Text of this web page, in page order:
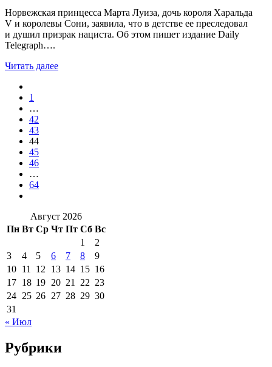
Норвежская принцесса Марта Луиза, дочь короля Харальда
V и королевы Сони, заявила, что в детстве ее преследовал
и душил призрак нациста. Об этом пишет издание Daily
Telegraph….
Читать далее
1
…
42
43
44
45
46
…
64
Август 2026
Пн Вт Ср Чт Пт Сб Вс
1
2
3
4 5 6 7 8
9
10 11 12 13 14 15 16
17 18 19 20 21 22 23
24 25 26 27 28 29 30
31
« Июл
Рубрики